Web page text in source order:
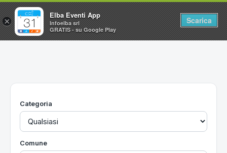
Home
Utilità
Categoria
Comune
×
Elba Eventi App
Infoelba srl
GRATIS - su Google Play
Scarica